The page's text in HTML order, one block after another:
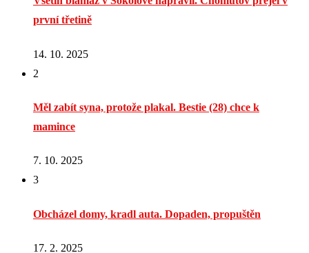
první třetině
14. 10. 2025
2
Měl zabít syna, protože plakal. Bestie (28) chce k
mamince
7. 10. 2025
3
Obcházel domy, kradl auta. Dopaden, propuštěn
17. 2. 2025